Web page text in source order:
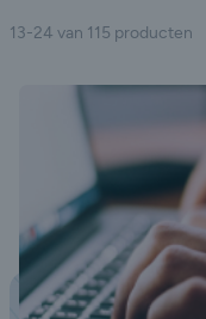
waarbij de activiteiten
gebied van
een eigen weg zijn
13-24 van 115 producten